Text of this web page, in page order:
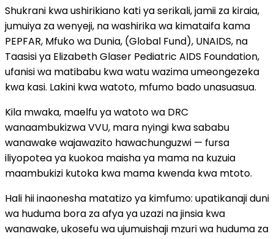
Shukrani kwa ushirikiano kati ya serikali, jamii za kiraia,
jumuiya za wenyeji, na washirika wa kimataifa kama
PEPFAR, Mfuko wa Dunia, (Global Fund), UNAIDS, na
Taasisi ya Elizabeth Glaser Pediatric AIDS Foundation,
ufanisi wa matibabu kwa watu wazima umeongezeka
kwa kasi. Lakini kwa watoto, mfumo bado unasuasua.
Kila mwaka, maelfu ya watoto wa DRC
wanaambukizwa VVU, mara nyingi kwa sababu
wanawake wajawazito hawachunguzwi — fursa
iliyopotea ya kuokoa maisha ya mama na kuzuia
maambukizi kutoka kwa mama kwenda kwa mtoto.
Hali hii inaonesha matatizo ya kimfumo: upatikanaji duni
wa huduma bora za afya ya uzazi na jinsia kwa
wanawake, ukosefu wa ujumuishaji mzuri wa huduma za